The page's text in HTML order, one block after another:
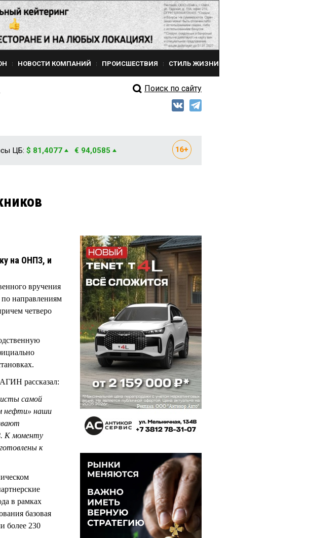
НОВОСТИ КОМПАНИЙ ПРОИСШЕСТВИЯ СТИЛЬ ЖИЗНИ
Поиск по сайту
ЦБ: $ 81,4077 € 94,0585
на ОНПЗ, и
вручения
направлениям
четверо
рассказал:
самой
нефти» наши
К моменту
к
в рамках
базовая
более 230